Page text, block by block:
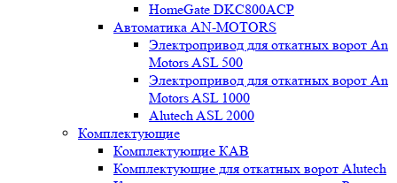
HomeGate DKC800ACP
Автоматика AN-MOTORS
Электропривод для откатных ворот An
Motors ASL 500
Электропривод для откатных ворот An
Motors ASL 1000
Alutech ASL 2000
Комплектующие
Комплектующие КАВ
Комплектующие для откатных ворот Alutech